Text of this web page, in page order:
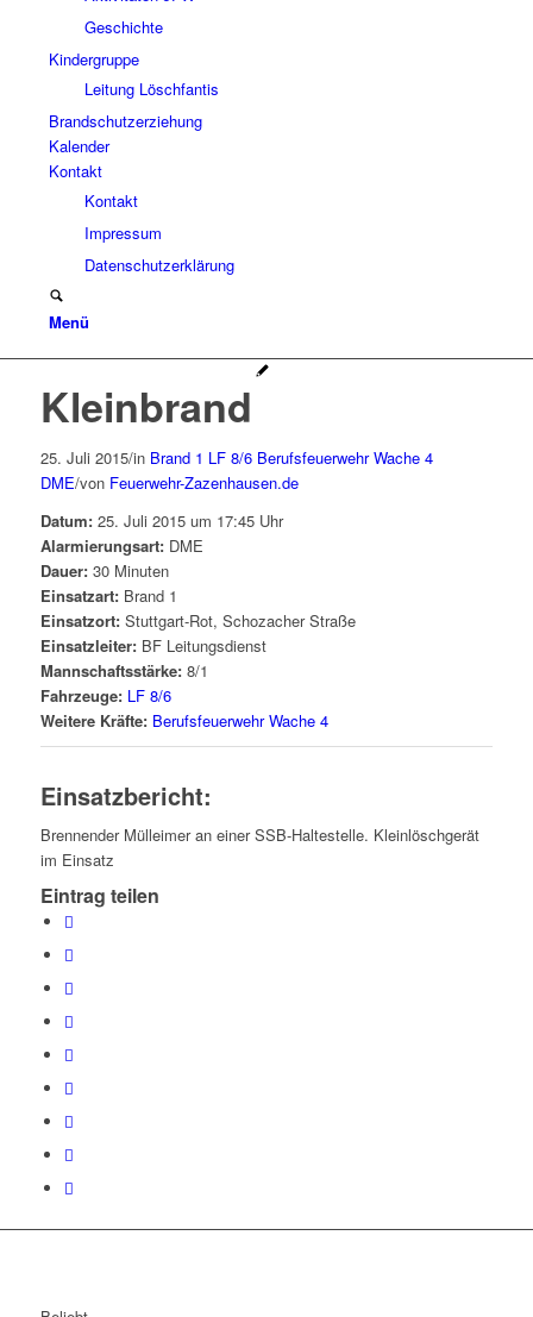
Geschichte
Kindergruppe
Leitung Löschfantis
Brandschutzerziehung
Kalender
Kontakt
Kontakt
Impressum
Datenschutzerklärung
Menü
Kleinbrand
25. Juli 2015/in Brand 1 LF 8/6 Berufsfeuerwehr Wache 4
DME/von Feuerwehr-Zazenhausen.de
Datum:25. Juli 2015 um 17:45 Uhr
Alarmierungsart:DME
Dauer:30 Minuten
Einsatzart:Brand 1
Einsatzort:Stuttgart-Rot, Schozacher Straße
Einsatzleiter:BF Leitungsdienst
Mannschaftsstärke:8/1
Fahrzeuge: LF 8/6
Weitere Kräfte: Berufsfeuerwehr Wache 4
Einsatzbericht:
Brennender Mülleimer an einer SSB-Haltestelle. Kleinlöschgerät
im Einsatz
Eintrag teilen